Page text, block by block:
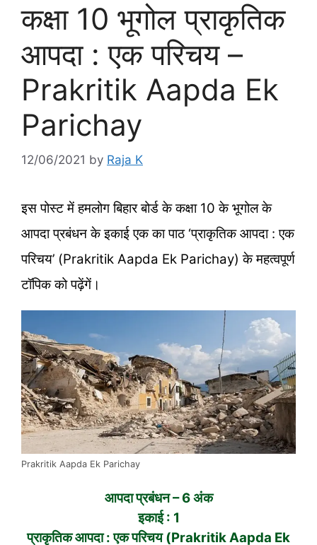
कक्षा 10 भूगोल प्राकृतिक
आपदा : एक परिचय –
Prakritik Aapda Ek
Parichay
12/06/2021 by Raja K
इस पोस्‍ट में हमलोग बिहार बोर्ड के कक्षा 10 के भूगोल के
आपदा प्रबंधन के इकाई एक का पाठ ‘प्राकृतिक आपदा : एक
परिचय’ (Prakritik Aapda Ek Parichay) के महत्‍वपूर्ण
टॉपिक को पढ़ेंगें।
Prakritik Aapda Ek Parichay
आपदा प्रबंधन – 6 अंक
इकाई : 1
प्राकृतिक आपदा : एक परिचय (Prakritik Aapda Ek